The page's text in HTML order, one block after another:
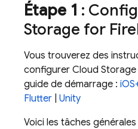
Étape 1 :
Storage for
Vous trouverez des
configurer Cloud
guide de démarrage :
Flutter Unity
Voici les tâches